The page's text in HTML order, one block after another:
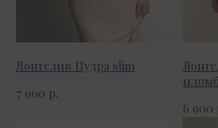
Лонгслив Пудра slim
7 900 р.
6 900